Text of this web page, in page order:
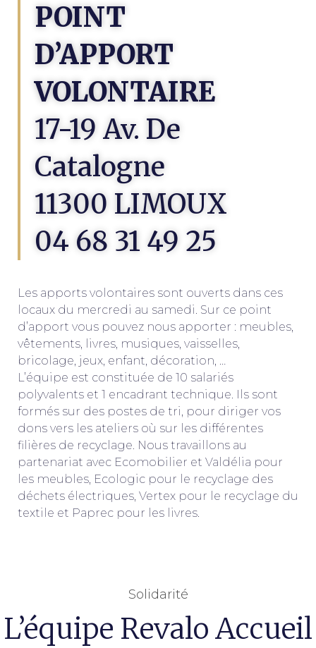
POINT
D’APPORT
VOLONTAIRE
17-19 Av. De
Catalogne
11300 LIMOUX
04 68 31 49 25
Les apports volontaires sont ouverts dans ces
locaux du mercredi au samedi. Sur ce point
d’apport vous pouvez nous apporter : meubles,
vêtements, livres, musiques, vaisselles,
bricolage, jeux, enfant, décoration, …
L’équipe est constituée de 10 salariés
polyvalents et 1 encadrant technique. Ils sont
formés sur des postes de tri, pour diriger vos
dons vers les ateliers où sur les différentes
filières de recyclage. Nous travaillons au
partenariat avec Ecomobilier et Valdélia pour
les meubles, Ecologic pour le recyclage des
déchets électriques, Vertex pour le recyclage du
textile et Paprec pour les livres.
Solidarité
L’équipe Revalo Accueil